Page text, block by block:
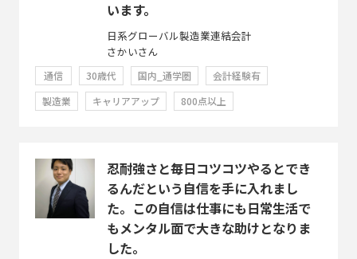
います。
日系グローバル製造業連結会計
さかいさん
通信 30歳代 国内_通学圏
会計経験有
製造業
キャリアアップ 800点以上
忍耐強さと毎日コツコツやるとでき
るんだという自信を手に入れまし
た。この自信は仕事にも日常生活で
もメンタル面で大きな助けとなりま
した。